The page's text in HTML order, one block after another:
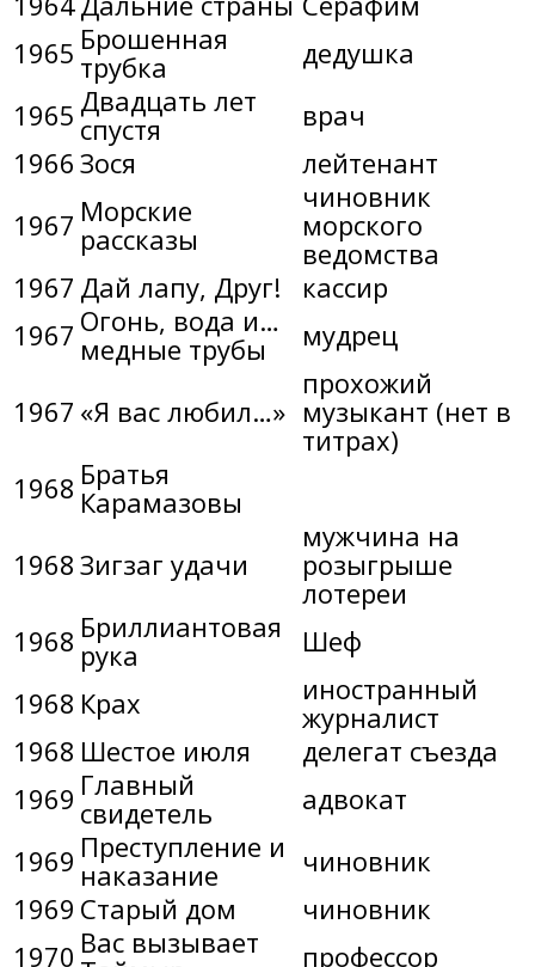
1965 Брошенная
трубка
дедушка
1965 Двадцать лет
спустя
врач
1966 Зося
лейтенант
1967 Морские
рассказы
чиновник
морского
ведомства
1967 Дай лапу, Друг!
кассир
1967 Огонь, вода и…
медные трубы
мудрец
1967 «Я вас любил…»
прохожий
музыкант (нет в
титрах)
1968 Братья
Карамазовы
1968 Зигзаг удачи
мужчина на
розыгрыше
лотереи
1968 Бриллиантовая
рука
Шеф
1968 Крах
иностранный
журналист
1968 Шестое июля
делегат съезда
1969 Главный
свидетель
адвокат
1969 Преступление и
наказание
чиновник
1969 Старый дом
чиновник
1970 Вас вызывает
профессор